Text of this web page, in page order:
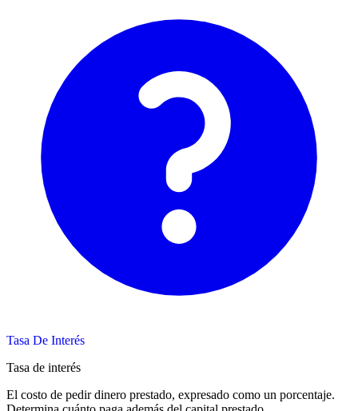
Tasa De Interés
Tasa de interés
El costo de pedir dinero prestado, expresado como un porcentaje.